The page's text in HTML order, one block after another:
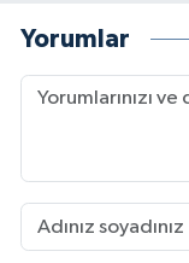
Yorumlar